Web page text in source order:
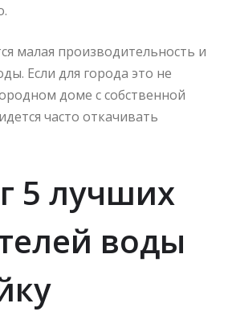
малая производительность и
Если для города это не
доме с собственной
часто откачивать
5 лучших
воды